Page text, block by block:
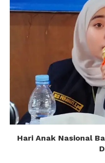
Hari Anak Nasional